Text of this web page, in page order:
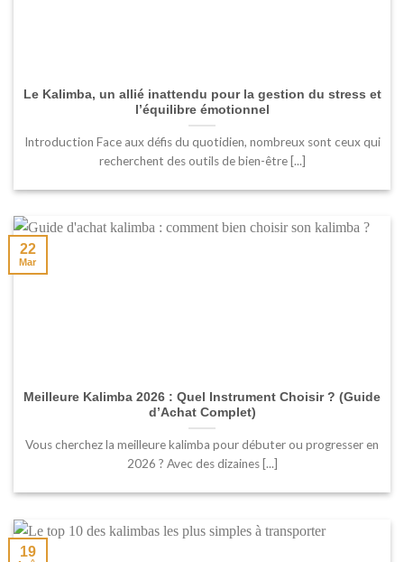
Le Kalimba, un allié inattendu pour la gestion du stress et
l’équilibre émotionnel
Introduction Face aux défis du quotidien, nombreux sont ceux qui
recherchent des outils de bien-être [...]
Meilleure Kalimba 2026 : Quel Instrument Choisir ? (Guide
d’Achat Complet)
Vous cherchez la meilleure kalimba pour débuter ou progresser en
2026 ? Avec des dizaines [...]
22
Mar
19